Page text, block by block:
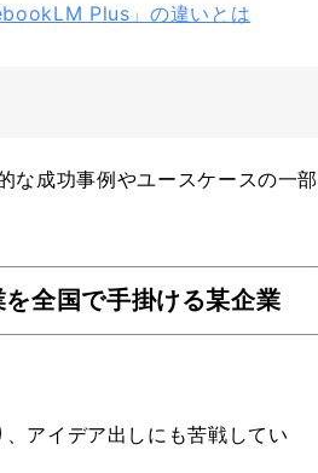
Plus」の違いとは
な成功事例やユースケースの一部
全国で手掛ける某企業
アイデア出しにも苦戦してい